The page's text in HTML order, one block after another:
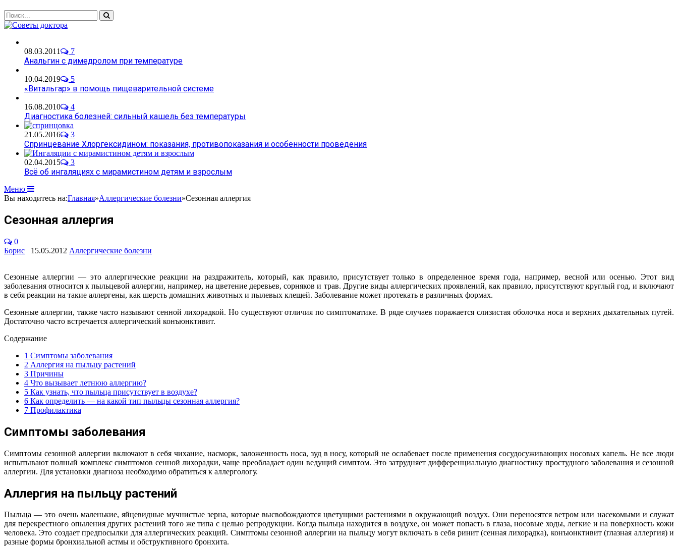
08.03.2011 7
Анальгин с димедролом при температуре
10.04.2019 5
«Витальгар» в помощь пищеварительной системе
16.08.2010 4
Диагностика болезней: сильный кашель без температуры
21.05.2016 3
Спринцевание Хлоргексидином: показания, противопоказания и особенности проведения
02.04.2015 3
Всё об ингаляциях с мирамистином детям и взрослым
Меню
Вы находитесь на:Главная»Аллергические болезни»Сезонная аллергия
Сезонная аллергия
0
Борис
15.05.2012 Аллергические болезни
Сезонные аллергии — это аллергические реакции на раздражитель, который, как правило, присутствует только в определенное время года, например, весной или осенью. Этот вид
заболевания относится к пыльцевой аллергии, например, на цветение деревьев, сорняков и трав. Другие виды аллергических проявлений, как правило, присутствуют круглый год, и включают
в себя реакции на такие аллергены, как шерсть домашних животных и пылевых клещей. Заболевание может протекать в различных формах.
Сезонные аллергии, также часто называют сенной лихорадкой. Но существуют отличия по симптоматике. В ряде случаев поражается слизистая оболочка носа и верхних дыхательных путей.
Достаточно часто встречается аллергический конъюнктивит.
Содержание
1 Симптомы заболевания
2 Аллергия на пыльцу растений
3 Причины
4 Что вызывает летнюю аллергию?
5 Как узнать, что пыльца присутствует в воздухе?
6 Как определить — на какой тип пыльцы сезонная аллергия?
7 Профилактика
Симптомы заболевания
Симптомы сезонной аллергии включают в себя чихание, насморк, заложенность носа, зуд в носу, который не ослабевает после применения сосудосуживающих носовых капель. Не все люди
испытывают полный комплекс симптомов сенной лихорадки, чаще преобладает один ведущий симптом. Это затрудняет дифференциальную диагностику простудного заболевания и сезонной
аллергии. Для установки диагноза необходимо обратиться к аллергологу.
Аллергия на пыльцу растений
Пыльца — это очень маленькие, яйцевидные мучнистые зерна, которые высвобождаются цветущими растениями в окружающий воздух. Они переносятся ветром или насекомыми и служат
для перекрестного опыления других растений того же типа с целью репродукции. Когда пыльца находится в воздухе, он может попасть в глаза, носовые ходы, легкие и на поверхность кожи
человека. Это создает предпосылки для аллергических реакций. Симптомы сезонной аллергии на пыльцу могут включать в себя ринит (сенная лихорадка), конъюнктивит (глазная аллергия) и
разные формы бронхиальной астмы и обструктивного бронхита.